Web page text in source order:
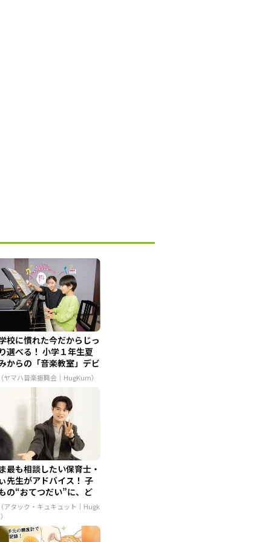
校に慣れた今だからじっ
選べる！ 小学１年生夏
からの「音楽教室」デビ
ヤマハ音楽振興会｜HugKum）
最も相談したい保育士・
先生がアドバイス！ 子
の“おてつだい”に、ど
アタック・キュキュット｜Hugk